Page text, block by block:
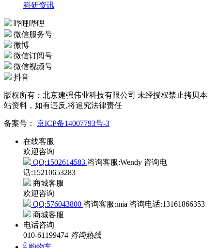
科研资讯
哔哩哔哩
微信服务号
微博
微信订阅号
微信视频号
抖音
版权所有：北京建强伟业科技有限公司 未经授权禁止拷贝本
站资料，如有违反,将追究法律责任
备案号： 京ICP备14007793号-3
在线客服
欢迎咨询
QQ:1502614583 咨询客服:Wendy 咨询电
话:15210653283
商城客服
欢迎咨询
QQ:576043800 咨询客服:mia 咨询电话:13161866353
商城客服
电话咨询
010-61199474 咨询热线
0